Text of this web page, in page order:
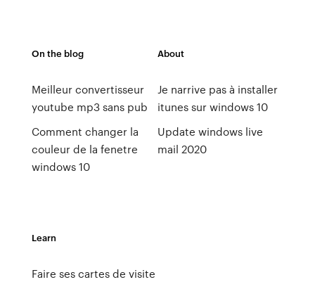
On the blog
Meilleur convertisseur
youtube mp3 sans pub
Comment changer la
couleur de la fenetre
windows 10
About
Je narrive pas à installer
itunes sur windows 10
Update windows live
mail 2020
Learn
Faire ses cartes de visite